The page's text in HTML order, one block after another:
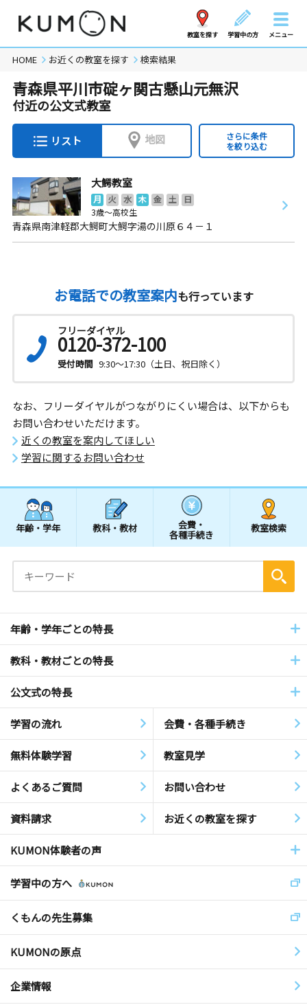
教室を探す 学習中の方 メニュー
HOME お近くの教室を探す 検索結果
青森県平川市碇ヶ関古懸山元無沢
付近の公文式教室
リスト 地図
さらに条件
を絞り込む
大鰐教室
月 火 水 木 金 土
日
3歳～高校生
青森県南津軽郡大鰐町大鰐字湯の川原６４－１
お電話での教室案内も行っています
フリーダイヤル
0120-372-100
受付時間 9:30～17:30（土日、祝日除く）
なお、フリーダイヤルがつながりにくい場合は、以下からも
お問い合わせいただけます。
近くの教室を案内してほしい
学習に関するお問い合わせ
年齢・学年 教科・教材 会費・
各種手続き
教室検索
年齢・学年ごとの特長
教科・教材ごとの特長
公文式の特長
学習の流れ 会費・各種手続き
無料体験学習 教室見学
よくあるご質問 お問い合わせ
資料請求 お近くの教室を探す
KUMON体験者の声
学習中の方へ
くもんの先生募集
KUMONの原点
企業情報